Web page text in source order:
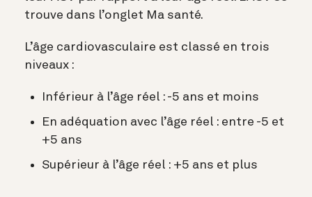
trouve dans l’onglet Ma santé.
L’âge cardiovasculaire est classé en trois
niveaux :
Inférieur à l’âge réel : -5 ans et moins
En adéquation avec l’âge réel : entre -5 et
+5 ans
Supérieur à l’âge réel : +5 ans et plus